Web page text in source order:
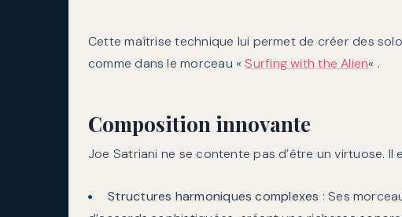
Cette maîtrise technique lui permet de créer des
comme dans le morceau « Surfing with the Alien« .
Composition innovante
Joe Satriani ne se contente pas d’être un virtuose.
Structures harmoniques complexes : Ses